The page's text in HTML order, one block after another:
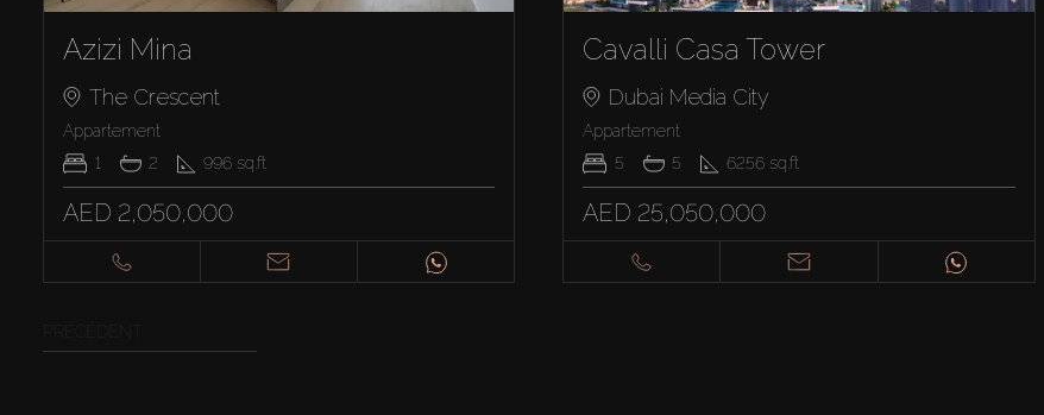
Azizi Mina
The Crescent
Appartement
1
2 996 sq.ft
AED 2,050,000
Cavalli Casa Tower
Dubai Media City
Appartement
5
5 6256 sq.ft
AED 25,050,000